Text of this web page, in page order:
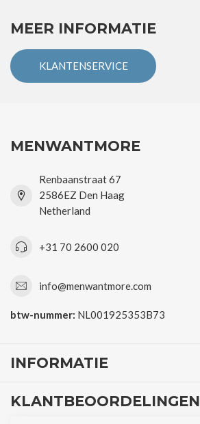
MEER INFORMATIE
KLANTENSERVICE
MENWANTMORE
Renbaanstraat 67
2586EZ Den Haag
Netherland
+31 70 2600 020
info@menwantmore.com
btw-nummer: NL001925353B73
INFORMATIE
KLANTBEOORDELINGEN